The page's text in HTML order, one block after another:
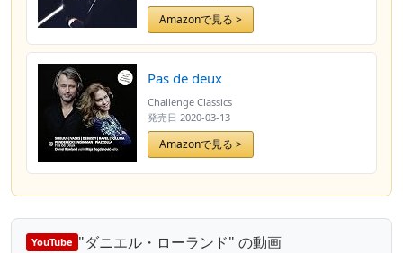
Amazonで見る >
Pas de deux
Challenge Classics
発売日 2020-03-13
Amazonで見る >
YouTube "ダニエル・ローランド" の動画